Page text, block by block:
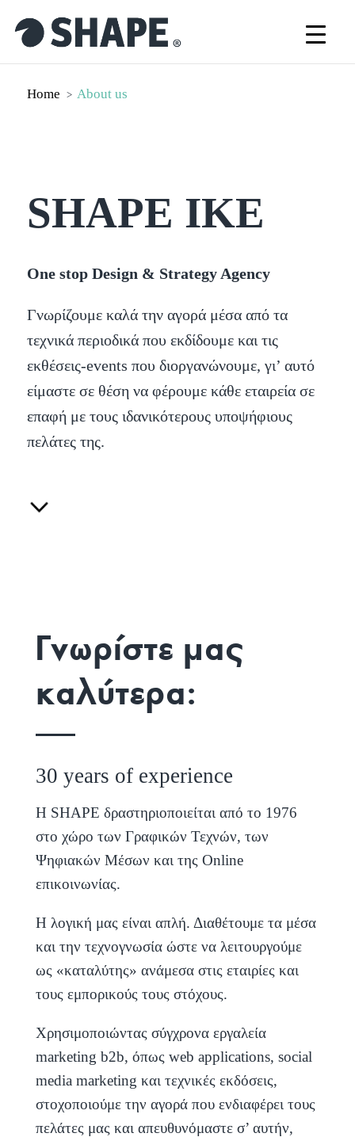
Home > About us
SHAPE IKE
One stop Design & Strategy Agency
Γνωρίζουμε καλά την αγορά μέσα από τα
τεχνικά περιοδικά που εκδίδουμε και τις
εκθέσεις-events που διοργανώνουμε, γι’ αυτό
είμαστε σε θέση να φέρουμε κάθε εταιρεία σε
επαφή με τους ιδανικότερους υποψήφιους
πελάτες της.
Γνωρίστε μας
καλύτερα:
30 years of experience
Η SHAPE δραστηριοποιείται από το 1976
στο χώρο των Γραφικών Τεχνών, των
Ψηφιακών Μέσων και της Online
επικοινωνίας.
H λογική μας είναι απλή. Διαθέτουμε τα μέσα
και την τεχνογνωσία ώστε να λειτουργούμε
ως «καταλύτης» ανάμεσα στις εταιρίες και
τους εμπορικούς τους στόχους.
Χρησιμοποιώντας σύγχρονα εργαλεία
marketing b2b, όπως web applications, social
media marketing και τεχνικές εκδόσεις,
στοχοποιούμε την αγορά που ενδιαφέρει τους
πελάτες μας και απευθυνόμαστε σ’ αυτήν,